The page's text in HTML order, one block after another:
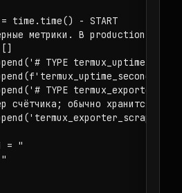
time.time() - START
метрики. В production
TYPE
TYPE
счётчика; обычно хранится/
= "